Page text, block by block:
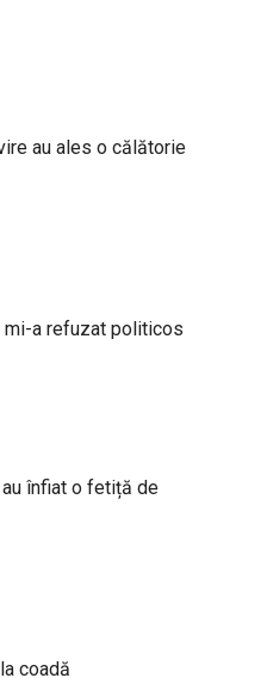
au ales o călătorie
mi-a refuzat politicos
înfiat o fetiță de
coadă